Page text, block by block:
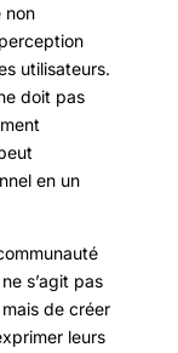
non
utilisateurs.
doit pas
en un
s’agit pas
de créer
leurs